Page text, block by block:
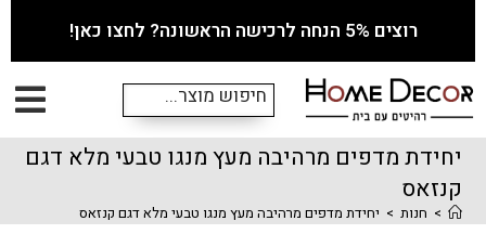
רוצים 5% הנחה לרכישה הראשונה? לחצו כאן!
יחידת מדפים מרהיבה מעץ מנגו טבעי מלא דגם
קנזאס
> חנות > יחידת מדפים מרהיבה מעץ מנגו טבעי מלא דגם קנזאס